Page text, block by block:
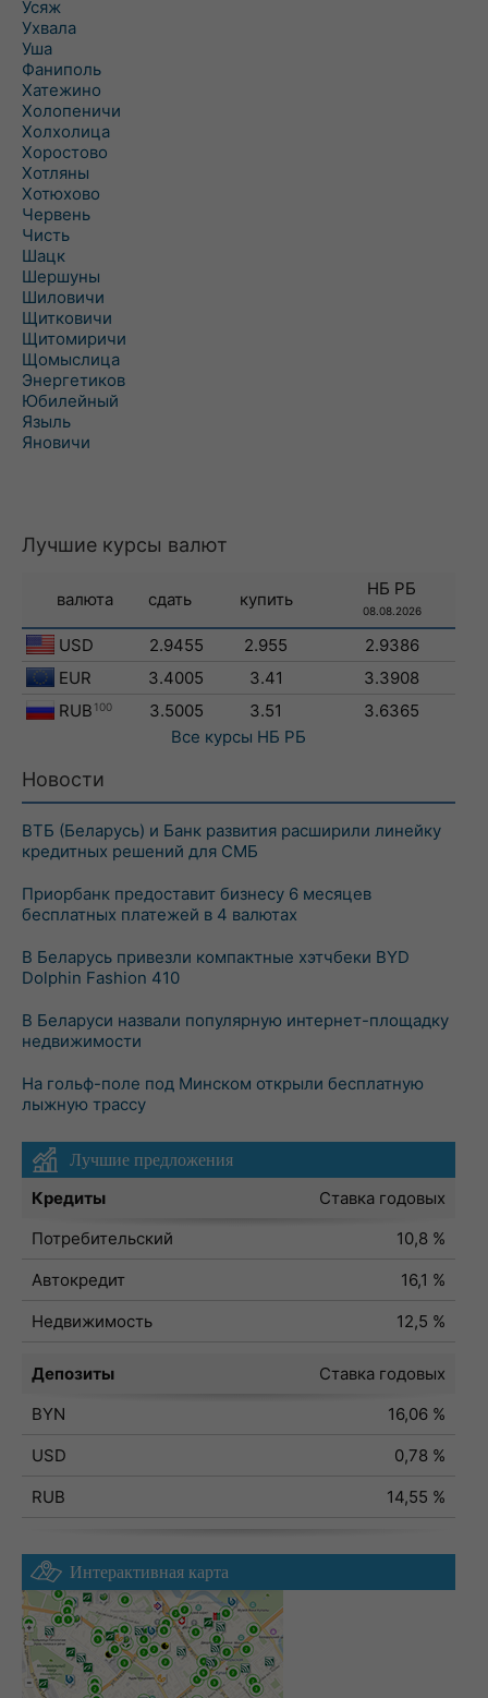
Усяж
Ухвала
Уша
Фаниполь
Хатежино
Холопеничи
Холхолица
Хоростово
Хотляны
Хотюхово
Червень
Чисть
Шацк
Шершуны
Шиловичи
Щитковичи
Щитомиричи
Щомыслица
Энергетиков
Юбилейный
Языль
Яновичи
Лучшие курсы валют
валюта сдать купить
НБ РБ
08.08.2026
USD 2.9455 2.955
2.9386
EUR
3.4005 3.41
3.3908
RUB 100 3.5005 3.51
3.6365
Все курсы НБ РБ
Новости
ВТБ (Беларусь) и Банк развития расширили линейку
кредитных решений для СМБ
Приорбанк предоставит бизнесу 6 месяцев
бесплатных платежей в 4 валютах
В Беларусь привезли компактные хэтчбеки BYD
Dolphin Fashion 410
В Беларуси назвали популярную интернет-площадку
недвижимости
На гольф-поле под Минском открыли бесплатную
лыжную трассу
Лучшие предложения
Кредиты
Ставка годовых
Потребительский
10,8 %
Автокредит
16,1 %
Недвижимость
12,5 %
Депозиты
Ставка годовых
BYN
16,06 %
USD
0,78 %
RUB
14,55 %
Интерактивная карта